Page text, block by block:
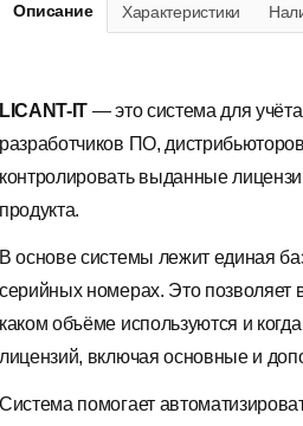
Описание Характеристики
LICANT-IT — это система для
разработчиков ПО,
контролировать выданные
продукта.
В основе системы лежит единая
серийных номерах. Это позволяет
каком объёме используются и
лицензий, включая основные и
Система помогает